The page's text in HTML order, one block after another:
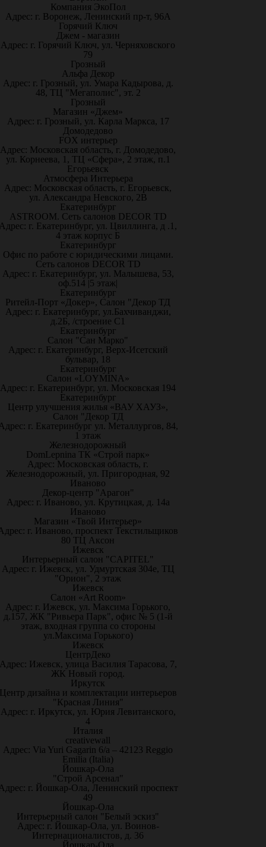
Компания ЭкоПол
Адрес: г. Воронеж, Ленинский пр-т, 96А
Горячий Ключ
Джем - магазин
Адрес: г. Горячий Ключ, ул. Черняховского
79
Грозный
Альфа Декор
Адрес: г. Грозный, ул. Умара Кадырова, д.
48, ТЦ "Мегаполис", эт. 2
Грозный
Магазин «Джем»
Адрес: г. Грозный, ул. Карла Маркса, 17
Домодедово
FOX интерьер
Адрес: Московская область, г. Домодедово,
ул. Корнеева, 1, ТЦ «Сфера», 2 этаж, п.1
Егорьевск
Атмосфера Интерьера
Адрес: Московская область, г. Егорьевск,
ул. Александра Невского, 2В
Екатеринбург
ASTROOM. Сеть салонов DECOR TD
г. Екатеринбург, ул. Цвиллинга, д .1,
4 этаж корпус Б
Екатеринбург
Офис по работе с юридическими лицами.
Сеть салонов DECOR TD
Адрес: г. Екатеринбург, ул. Малышева, 53,
оф.514 |5 этаж|
Екатеринбург
Ритейл-Порт «Докер», Салон "Декор ТД
Адрес: г. Екатеринбург, ул.Бахчиванджи,
д.2Б, /строение С1
Екатеринбург
Салон "Сан Марко"
Адрес: г. Екатеринбург, Верх-Исетский
бульвар, 18
Екатеринбург
Салон «LOYMINA»
Адрес: г. Екатеринбург, ул. Московская 194
Екатеринбург
Центр улучшения жилья «ВАУ ХАУЗ»,
Салон "Декор ТД
г. Екатеринбург ул. Металлургов, 84,
1 этаж
Железнодорожный
DomLepnina ТК «Строй парк»
Адрес: Московская область, г.
Железнодорожный, ул. Пригородная, 92
Иваново
Декор-центр "Арагон"
Адрес: г. Иваново, ул. Крутицкая, д. 14а
Иваново
Магазин «Твой Интерьер»
г. Иваново, проспект Текстильщиков
80 ТЦ Аксон
Ижевск
Интерьерный салон "CAPITEL"
Адрес: г. Ижевск, ул. Удмуртская 304е, ТЦ
"Орион", 2 этаж
Ижевск
Салон «Art Room»
Адрес: г. Ижевск, ул. Максима Горького,
д.157, ЖК "Ривьера Парк", офис № 5 (1-й
этаж, входная группа со стороны
ул.Максима Горького)
Ижевск
ЦентрДеко
Ижевск, улица Василия Тарасова, 7,
ЖК Новый город.
Иркутск
дизайна и комплектации интерьеров
"Красная Линия"
Адрес: г. Иркутск, ул. Юрия Левитанского,
4
Италия
creativewall
Адрес: Via Yuri Gagarin 6/a – 42123 Reggio
Emilia (Italia)
Йошкар-Ола
"Строй Арсенал"
г. Йошкар-Ола, Ленинский проспект
49
Йошкар-Ола
Интерьерный салон "Белый эскиз"
Адрес: г. Йошкар-Ола, ул. Воинов-
Интернационалистов, д. 36